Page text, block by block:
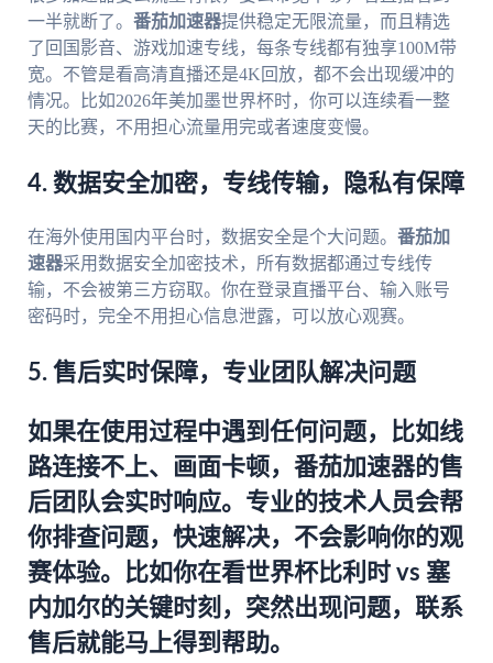
一半就断了。 番茄加速器提供稳定无限流量，而且精选
了回国影音、游戏加速专线，每条专线都有独享100M带
宽。不管是看高清直播还是4K回放，都不会出现缓冲的
情况。比如2026年美加墨世界杯时，你可以连续看一整
天的比赛，不用担心流量用完或者速度变慢。
4. 数据安全加密，专线传输，隐私有保障
在海外使用国内平台时，数据安全是个大问题。 番茄加
速器采用数据安全加密技术，所有数据都通过专线传
输，不会被第三方窃取。你在登录直播平台、输入账号
密码时，完全不用担心信息泄露，可以放心观赛。
5. 售后实时保障，专业团队解决问题
如果在使用过程中遇到任何问题，比如线
路连接不上、画面卡顿， 番茄加速器的售
后团队会实时响应。专业的技术人员会帮
你排查问题，快速解决，不会影响你的观
赛体验。比如你在看世界杯比利时 vs 塞
内加尔的关键时刻，突然出现问题，联系
售后就能马上得到帮助。